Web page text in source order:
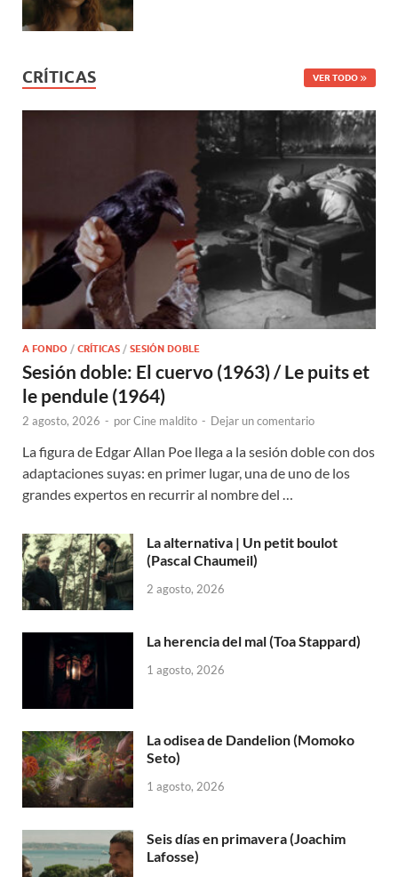
CRÍTICAS VER TODO
A FONDO / CRÍTICAS / SESIÓN DOBLE
Sesión doble: El cuervo (1963) / Le puits et
le pendule (1964)
2 agosto, 2026 - porCine maldito - Dejar un comentario
La figura de Edgar Allan Poe llega a la sesión doble con dos
adaptaciones suyas: en primer lugar, una de uno de los
grandes expertos en recurrir al nombre del …
La alternativa | Un petit boulot
(Pascal Chaumeil)
2 agosto, 2026
La herencia del mal (Toa Stappard)
1 agosto, 2026
La odisea de Dandelion (Momoko
Seto)
1 agosto, 2026
Seis días en primavera (Joachim
Lafosse)